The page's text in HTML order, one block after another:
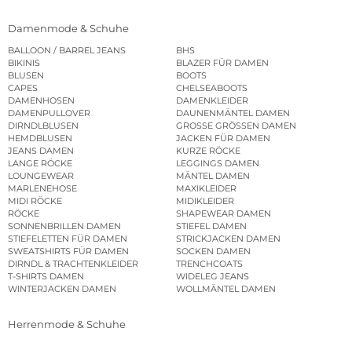
Damenmode & Schuhe
BALLOON / BARREL JEANS
BHS
BIKINIS
BLAZER FÜR DAMEN
BLUSEN
BOOTS
CAPES
CHELSEABOOTS
DAMENHOSEN
DAMENKLEIDER
DAMENPULLOVER
DAUNENMÄNTEL DAMEN
DIRNDLBLUSEN
GROSSE GRÖSSEN DAMEN
HEMDBLUSEN
JACKEN FÜR DAMEN
JEANS DAMEN
KURZE RÖCKE
LANGE RÖCKE
LEGGINGS DAMEN
LOUNGEWEAR
MÄNTEL DAMEN
MARLENEHOSE
MAXIKLEIDER
MIDI RÖCKE
MIDIKLEIDER
RÖCKE
SHAPEWEAR DAMEN
SONNENBRILLEN DAMEN
STIEFEL DAMEN
STIEFELETTEN FÜR DAMEN
STRICKJACKEN DAMEN
SWEATSHIRTS FÜR DAMEN
SOCKEN DAMEN
DIRNDL & TRACHTENKLEIDER
TRENCHCOATS
T-SHIRTS DAMEN
WIDELEG JEANS
WINTERJACKEN DAMEN
WOLLMÄNTEL DAMEN
Herrenmode & Schuhe